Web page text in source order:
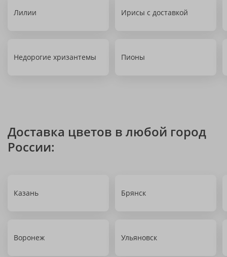
Лилии Ирисы с доставкой
Недорогие хризантемы Пионы
Доставка цветов в любой город
России:
Казань Брянск
Воронеж Ульяновск